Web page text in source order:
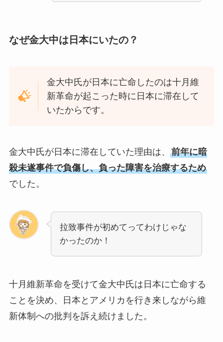
なぜ金大中は日本にいたの？
金大中氏が日本に亡命したのは十月維
新革命が起こった時に日本に滞在して
いたからです。
金大中氏が日本に滞在していた理由は、 前年に暗
殺未遂事件で負傷し、負った障害を治療するため
でした。
拉致事件が初めてってわけじゃな
かったのか！
十月維新革命を受けて金大中氏は日本に亡命する
ことを決め、日本とアメリカを行き来しながら維
新体制への批判を訴え続けました。